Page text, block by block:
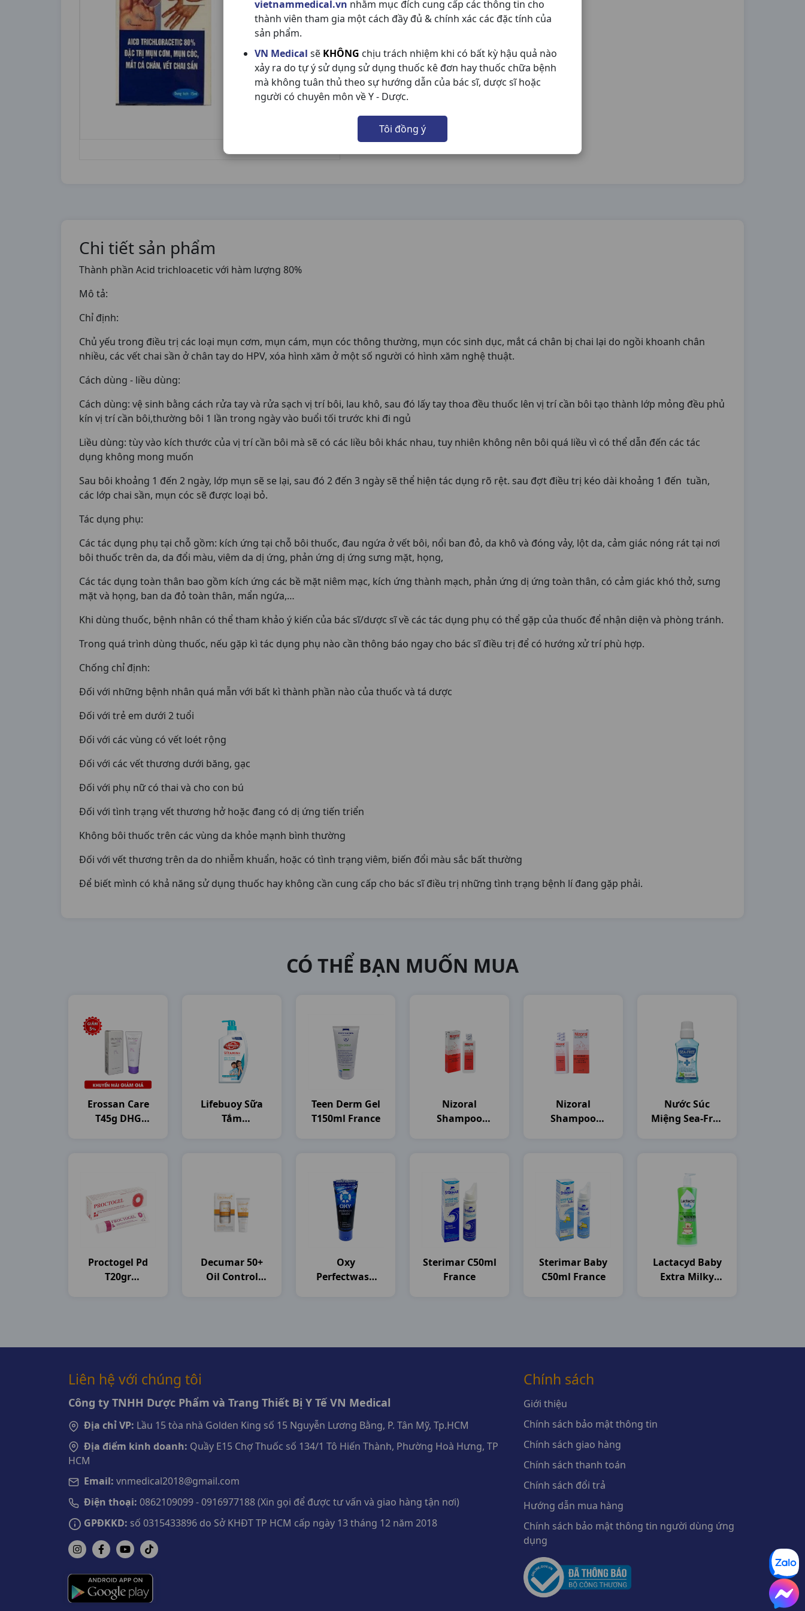
vietnammedical.vn nhằm mục đích cung cấp các thông tin cho
thành viên tham gia một cách đầy đủ & chính xác các đặc tính của
sản phẩm.
VN Medical sẽ KHÔNG chịu trách nhiệm khi có bất kỳ hậu quả nào
xảy ra do tự ý sử dụng sử dụng thuốc kê đơn hay thuốc chữa bệnh
mà không tuân thủ theo sự hướng dẫn của bác sĩ, dược sĩ hoặc
người có chuyên môn về Y - Dược.
Tôi đồng ý
Chi tiết sản phẩm
Thành phần Acid trichloacetic với hàm lượng 80%
Mô tả:
Chỉ định:
Chủ yếu trong điều trị các loại mụn cơm, mụn cám, mụn cóc thông thường, mụn cóc sinh dục, mắt cá chân bị chai lại do ngồi khoanh chân
nhiều, các vết chai sần ở chân tay do HPV, xóa hình xăm ở một số người có hình xăm nghệ thuật.
Cách dùng - liều dùng:
Cách dùng: vệ sinh bằng cách rửa tay và rửa sạch vị trí bôi, lau khô, sau đó lấy tay thoa đều thuốc lên vị trí cần bôi tạo thành lớp mỏng đều phủ
kín vị trí cần bôi,thường bôi 1 lần trong ngày vào buổi tối trước khi đi ngủ
Liều dùng: tùy vào kích thước của vị trí cần bôi mà sẽ có các liều bôi khác nhau, tuy nhiên không nên bôi quá liều vì có thể dẫn đến các tác
dụng không mong muốn
Sau bôi khoảng 1 đến 2 ngày, lớp mụn sẽ se lại, sau đó 2 đến 3 ngày sẽ thể hiện tác dụng rõ rệt. sau đợt điều trị kéo dài khoảng 1 đến tuần,
các lớp chai sần, mụn cóc sẽ được loại bỏ.
Tác dụng phụ:
Các tác dụng phụ tại chỗ gồm: kích ứng tại chỗ bôi thuốc, đau ngứa ở vết bôi, nổi ban đỏ, da khô và đóng vảy, lột da, cảm giác nóng rát tại nơi
bôi thuốc trên da, da đổi màu, viêm da dị ứng, phản ứng dị ứng sưng mặt, họng,
Các tác dụng toàn thân bao gồm kích ứng các bề mặt niêm mạc, kích ứng thành mạch, phản ứng dị ứng toàn thân, có cảm giác khó thở, sưng
mặt và họng, ban da đỏ toàn thân, mẩn ngứa,…
Khi dùng thuốc, bệnh nhân có thể tham khảo ý kiến của bác sĩ/dược sĩ về các tác dụng phụ có thể gặp của thuốc để nhận diện và phòng tránh.
Trong quá trình dùng thuốc, nếu gặp kì tác dụng phụ nào cần thông báo ngay cho bác sĩ điều trị để có hướng xử trí phù hợp.
Chống chỉ định:
Đối với những bệnh nhân quá mẫn với bất kì thành phần nào của thuốc và tá dược
Đối với trẻ em dưới 2 tuổi
Đối với các vùng có vết loét rộng
Đối với các vết thương dưới băng, gạc
Đối với phụ nữ có thai và cho con bú
Đối với tình trạng vết thương hở hoặc đang có dị ứng tiến triển
Không bôi thuốc trên các vùng da khỏe mạnh bình thường
Đối với vết thương trên da do nhiễm khuẩn, hoặc có tình trạng viêm, biến đổi màu sắc bất thường
Để biết mình có khả năng sử dụng thuốc hay không cần cung cấp cho bác sĩ điều trị những tình trạng bệnh lí đang gặp phải.
CÓ THỂ BẠN MUỐN MUA
Erossan Care
T45g DHG
Lifebuoy Sữa
Tắm
Teen Derm Gel
T150ml France
Nizoral
Shampoo
Nizoral
Shampoo
Nước Súc
Miệng Sea-Free
Proctogel Pd
T20gr
Decumar 50+
Oil Control
Oxy
Perfectwash
Sterimar C50ml
France
Sterimar Baby
C50ml France
Lactacyd Baby
Extra Milky
Liên hệ với chúng tôi
Công ty TNHH Dược Phẩm và Trang Thiết Bị Y Tế VN Medical
Địa chỉ VP: Lầu 15 tòa nhà Golden King số 15 Nguyễn Lương Bằng, P. Tân Mỹ, Tp.HCM
Địa điểm kinh doanh: Quầy E15 Chợ Thuốc số 134/1 Tô Hiến Thành, Phường Hoà Hưng, TP
HCM
Email: vnmedical2018@gmail.com
Điện thoại: 0862109099 - 0916977188 (Xin gọi để được tư vấn và giao hàng tận nơi)
GPĐKKD: số 0315433896 do Sở KHĐT TP HCM cấp ngày 13 tháng 12 năm 2018
Chính sách
Giới thiệu
Chính sách bảo mật thông tin
Chính sách giao hàng
Chính sách thanh toán
Chính sách đổi trả
Hướng dẫn mua hàng
Chính sách bảo mật thông tin người dùng ứng
dụng